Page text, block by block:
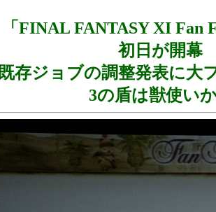
「FINAL FANTASY XI Fan
初日が開幕
既存ジョブの調整発表に大
3の盾は獣使い